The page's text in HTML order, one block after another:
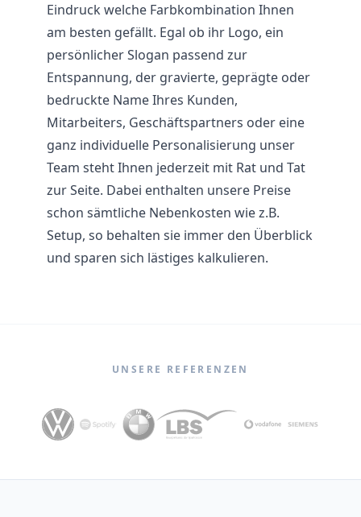
Eindruck welche Farbkombination Ihnen
am besten gefällt. Egal ob ihr Logo, ein
persönlicher Slogan passend zur
Entspannung, der gravierte, geprägte oder
bedruckte Name Ihres Kunden,
Mitarbeiters, Geschäftspartners oder eine
ganz individuelle Personalisierung unser
Team steht Ihnen jederzeit mit Rat und Tat
zur Seite. Dabei enthalten unsere Preise
schon sämtliche Nebenkosten wie z.B.
Setup, so behalten sie immer den Überblick
und sparen sich lästiges kalkulieren.
UNSERE REFERENZEN